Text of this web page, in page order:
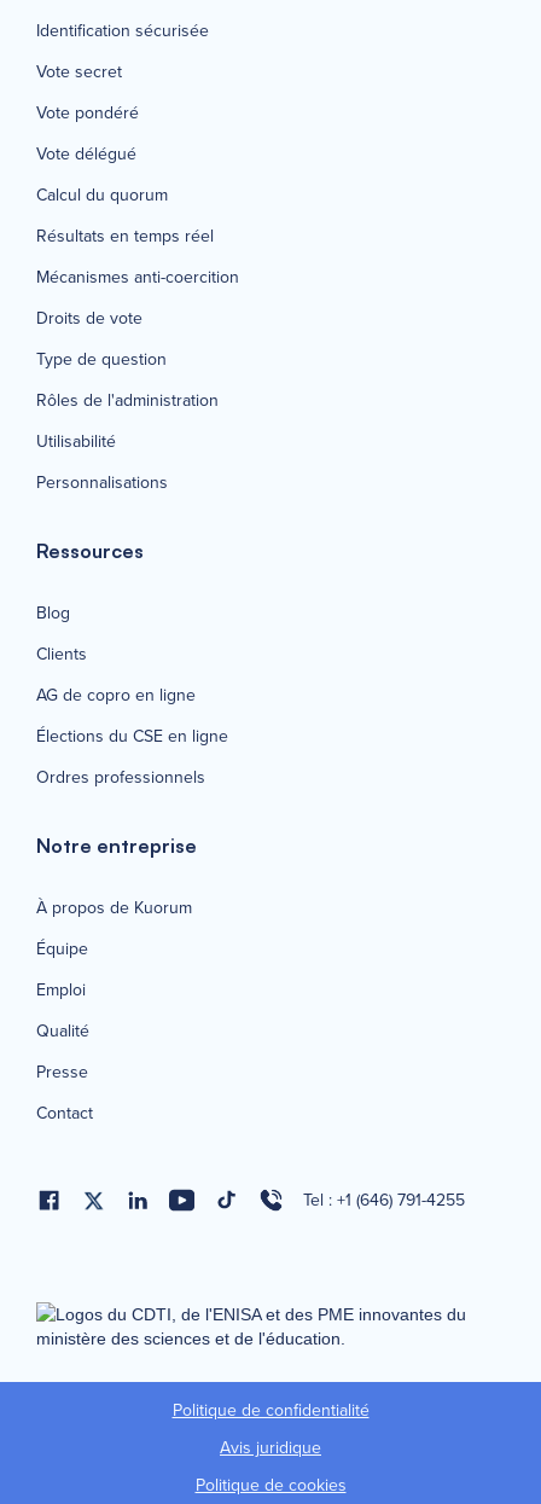
Identification sécurisée
Vote secret
Vote pondéré
Vote délégué
Calcul du quorum
Résultats en temps réel
Mécanismes anti-coercition
Droits de vote
Type de question
Rôles de l'administration
Utilisabilité
Personnalisations
Ressources
Blog
Clients
AG de copro en ligne
Élections du CSE en ligne
Ordres professionnels
Notre entreprise
À propos de Kuorum
Équipe
Emploi
Qualité
Presse
Contact
Tel : +1 (646) 791-4255
Politique de confidentialité
Avis juridique
Politique de cookies